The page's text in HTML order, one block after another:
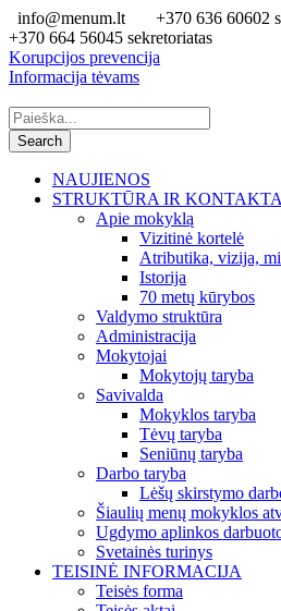
info@menum.lt
+370 636 60602
+370 664 56045 sekretoriatas
Korupcijos prevencija
Informacija tėvams
NAUJIENOS
STRUKTŪRA IR
Apie mokyklą
Vizitinė kortelė
Atributika, vizija,
Istorija
70 metų kūrybos
Valdymo struktūra
Administracija
Mokytojai
Mokytojų taryba
Savivalda
Mokyklos taryba
Tėvų taryba
Seniūnų taryba
Darbo taryba
Lėšų skirstymo
Šiaulių menų mokyklos
Ugdymo aplinkos
Svetainės turinys
TEISINĖ INFORMACIJA
Teisės forma